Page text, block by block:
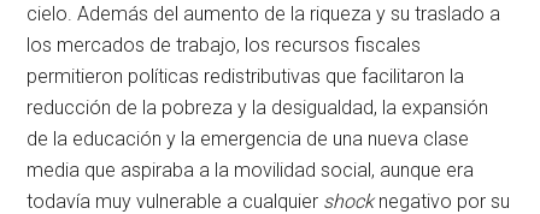
cielo. Además del aumento de la riqueza y su traslado a
los mercados de trabajo, los recursos fiscales
permitieron políticas redistributivas que facilitaron la
reducción de la pobreza y la desigualdad, la expansión
de la educación y la emergencia de una nueva clase
media que aspiraba a la movilidad social, aunque era
todavía muy vulnerable a cualquier shocknegativo por su